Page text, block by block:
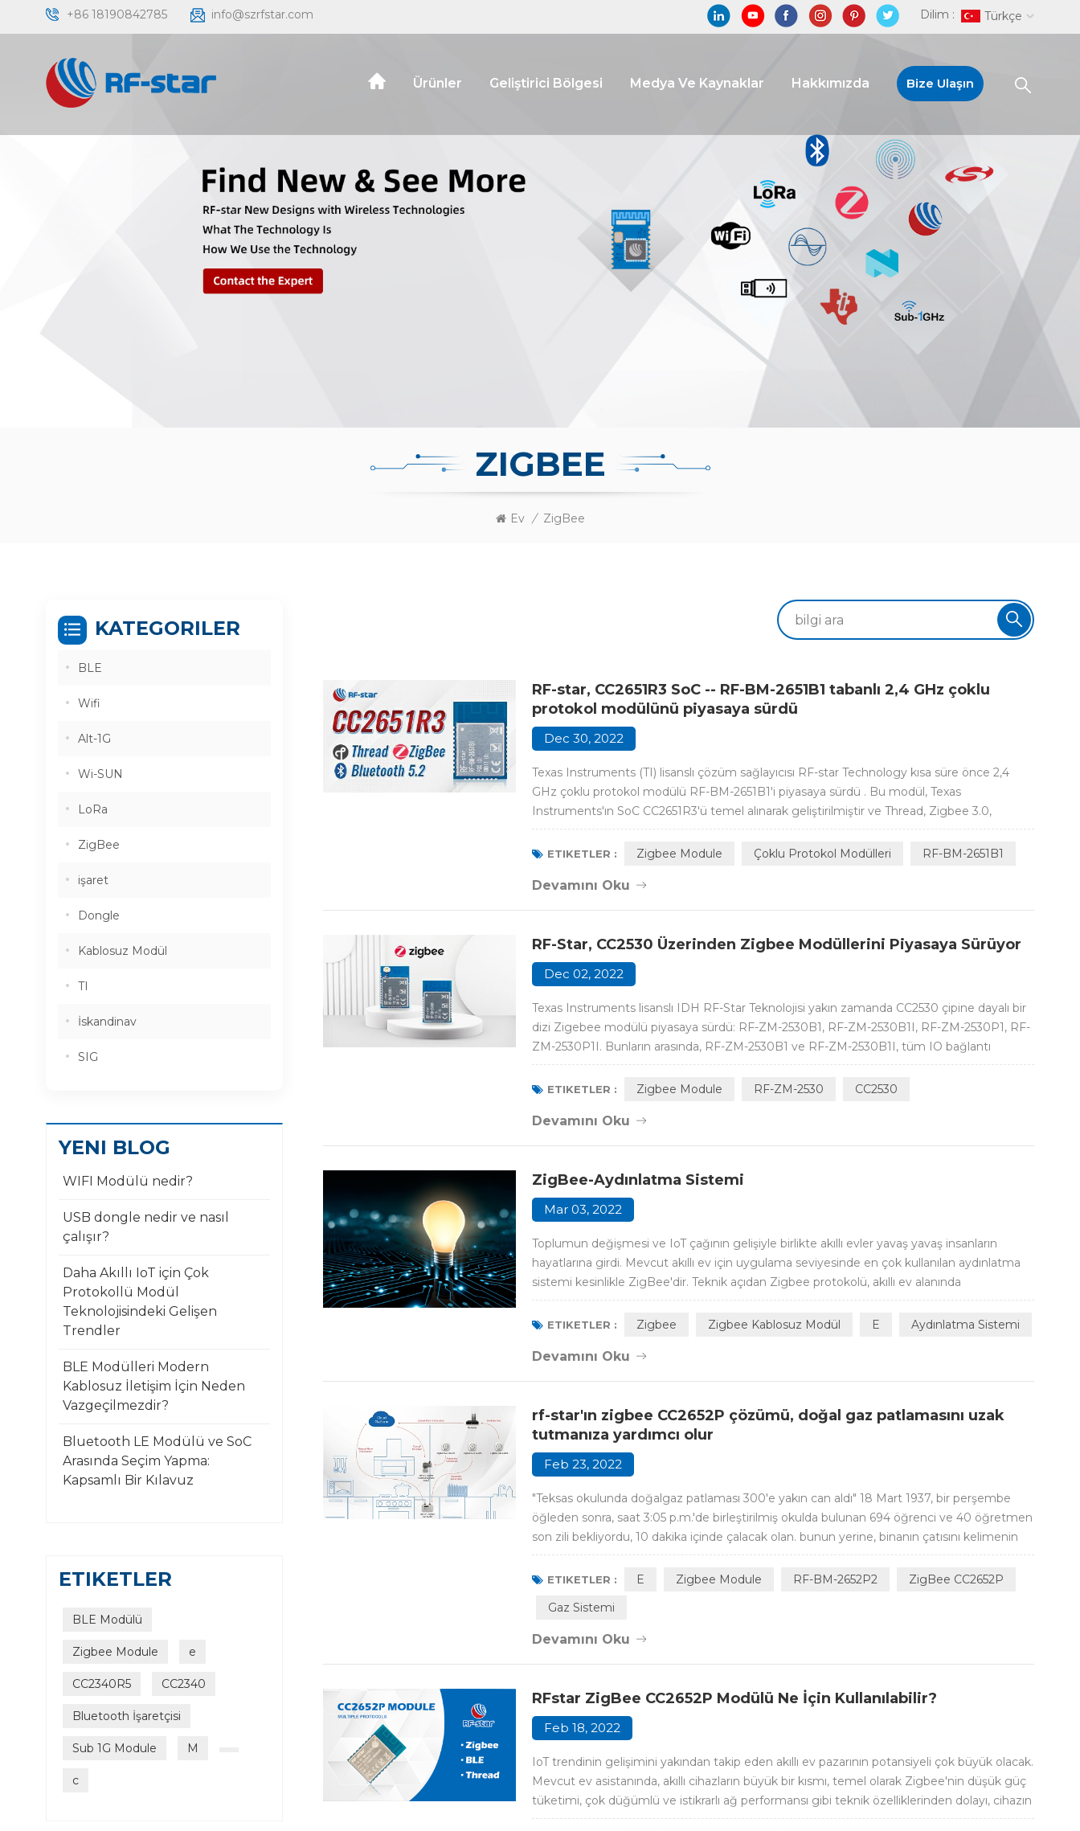
+86 18190842785 info@szrfstar.com Dilim : Türkçe
Ürünler Geliştirici Bölgesi Medya Ve Kaynaklar Hakkımızda Bize Ulaşın
ZIGBEE
Ev / ZigBee
RF-star, CC2651R3 SoC -- RF-BM-2651B1 tabanlı 2,4 GHz çoklu
protokol modülünü piyasaya sürdü
Dec 30, 2022
Texas Instruments (TI) lisanslı çözüm sağlayıcısı RF-star Technology kısa süre önce 2,4
GHz çoklu protokol modülü RF-BM-2651B1'i piyasaya sürdü . Bu modül, Texas
Instruments'ın SoC CC2651R3'ü temel alınarak geliştirilmiştir ve Thread, Zigbee 3.0,
Bluetooth®5.2 Low Energy'yi destekler , IEEE 802.15.4g, TI 15.4-Stack (2.4 GHz) ve tescilli
protokoller.CC2651R3, 48 MHz ARM® Cortex®-M4F ana işlemci, 40...
ETIKETLER : Zigbee Module Çoklu Protokol Modülleri RF-BM-2651B1
Devamını Oku
RF-Star, CC2530 Üzerinden Zigbee Modüllerini Piyasaya Sürüyor
Dec 02, 2022
Texas Instruments lisanslı IDH RF-Star Teknolojisi yakın zamanda CC2530 çipine dayalı bir
dizi Zigebee modülü piyasaya sürdü: RF-ZM-2530B1, RF-ZM-2530B1I, RF-ZM-2530P1, RF-
ZM-2530P1I. Bunların arasında, RF-ZM-2530B1 ve RF-ZM-2530B1I, tüm IO bağlantı
noktalarının dışarı çıktığı ve sırasıyla PCB ve IPEX anten arayüzlerine sahip klasik
modellerdir. RF-ZM-2530P1 ve RF-ZM-2530P1I, yine tam IO led çıkış...
ETIKETLER : Zigbee Module RF-ZM-2530 CC2530
Devamını Oku
ZigBee-Aydınlatma Sistemi
Mar 03, 2022
Toplumun değişmesi ve IoT çağının gelişiyle birlikte akıllı evler yavaş yavaş insanların
hayatlarına girdi. Mevcut akıllı ev için uygulama seviyesinde en çok kullanılan aydınlatma
sistemi kesinlikle ZigBee'dir. Teknik açıdan Zigbee protokolü, akıllı ev alanında
vazgeçilmez ve baskın bir iletişim ağıdır. İnsanlar geldiğinde ışık yanıyor ve insanlar
gittiğinde ışık sönüyor ki bu her akıllı ev sistem...
ETIKETLER : Zigbee Zigbee Kablosuz Modül E Aydınlatma Sistemi
Devamını Oku
rf-star'ın zigbee CC2652P çözümü, doğal gaz patlamasını uzak
tutmanıza yardımcı olur
Feb 23, 2022
"Teksas okulunda doğalgaz patlaması 300'e yakın can aldı" 18 Mart 1937, bir perşembe
öğleden sonra, saat 3:05 p.m.'de birleştirilmiş okulda bulunan 694 öğrenci ve 40 öğretmen
son zili bekliyordu, 10 dakika içinde çalacak olan. bunun yerine, binanın çatısını kelimenin
tam anlamıyla havaya uçuran, büyük ve güçlü bir patlama, okulu yerle bir etti. uyarı
olmadan gelen patlamayı, çünkü o zamanlar doğal...
ETIKETLER : E Zigbee Module RF-BM-2652P2
ZigBee CC2652P
Gaz Sistemi
Devamını Oku
RFstar ZigBee CC2652P Modülü Ne İçin Kullanılabilir?
Feb 18, 2022
IoT trendinin gelişimini yakından takip eden akıllı ev pazarının potansiyeli çok büyük olacak.
Mevcut ev asistanında, akıllı cihazların büyük bir kısmı, temel olarak Zigbee'nin düşük güç
tüketimi, çok düğümlü ve istikrarlı ağ performansı gibi teknik özelliklerinden dolayı, cihazın
iletişim ağı olarak Zigbee protokolünü kullanıyor. Bunların arasında Zigbee 3.0 , benzersiz
KATEGORILER
BLE
Wifi
Alt-1G
Wi-SUN
LoRa
ZigBee
işaret
Dongle
Kablosuz Modül
TI
İskandinav
SIG
YENI BLOG
WIFI Modülü nedir?
USB dongle nedir ve nasıl
çalışır?
Daha Akıllı IoT için Çok
Protokollü Modül
Teknolojisindeki Gelişen
Trendler
BLE Modülleri Modern
Kablosuz İletişim İçin Neden
Vazgeçilmezdir?
Bluetooth LE Modülü ve SoC
Arasında Seçim Yapma:
Kapsamlı Bir Kılavuz
ETIKETLER
BLE Modülü
Zigbee Module e
CC2340R5 CC2340
Bluetooth İşaretçisi
Sub 1G Module M
c